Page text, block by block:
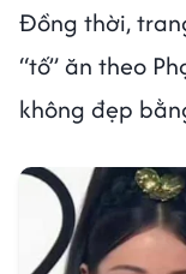
Đồng thời,
“tố” ăn theo
không đẹp